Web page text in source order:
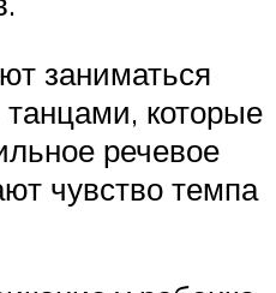
заниматься
которые
речевое
чувство темпа